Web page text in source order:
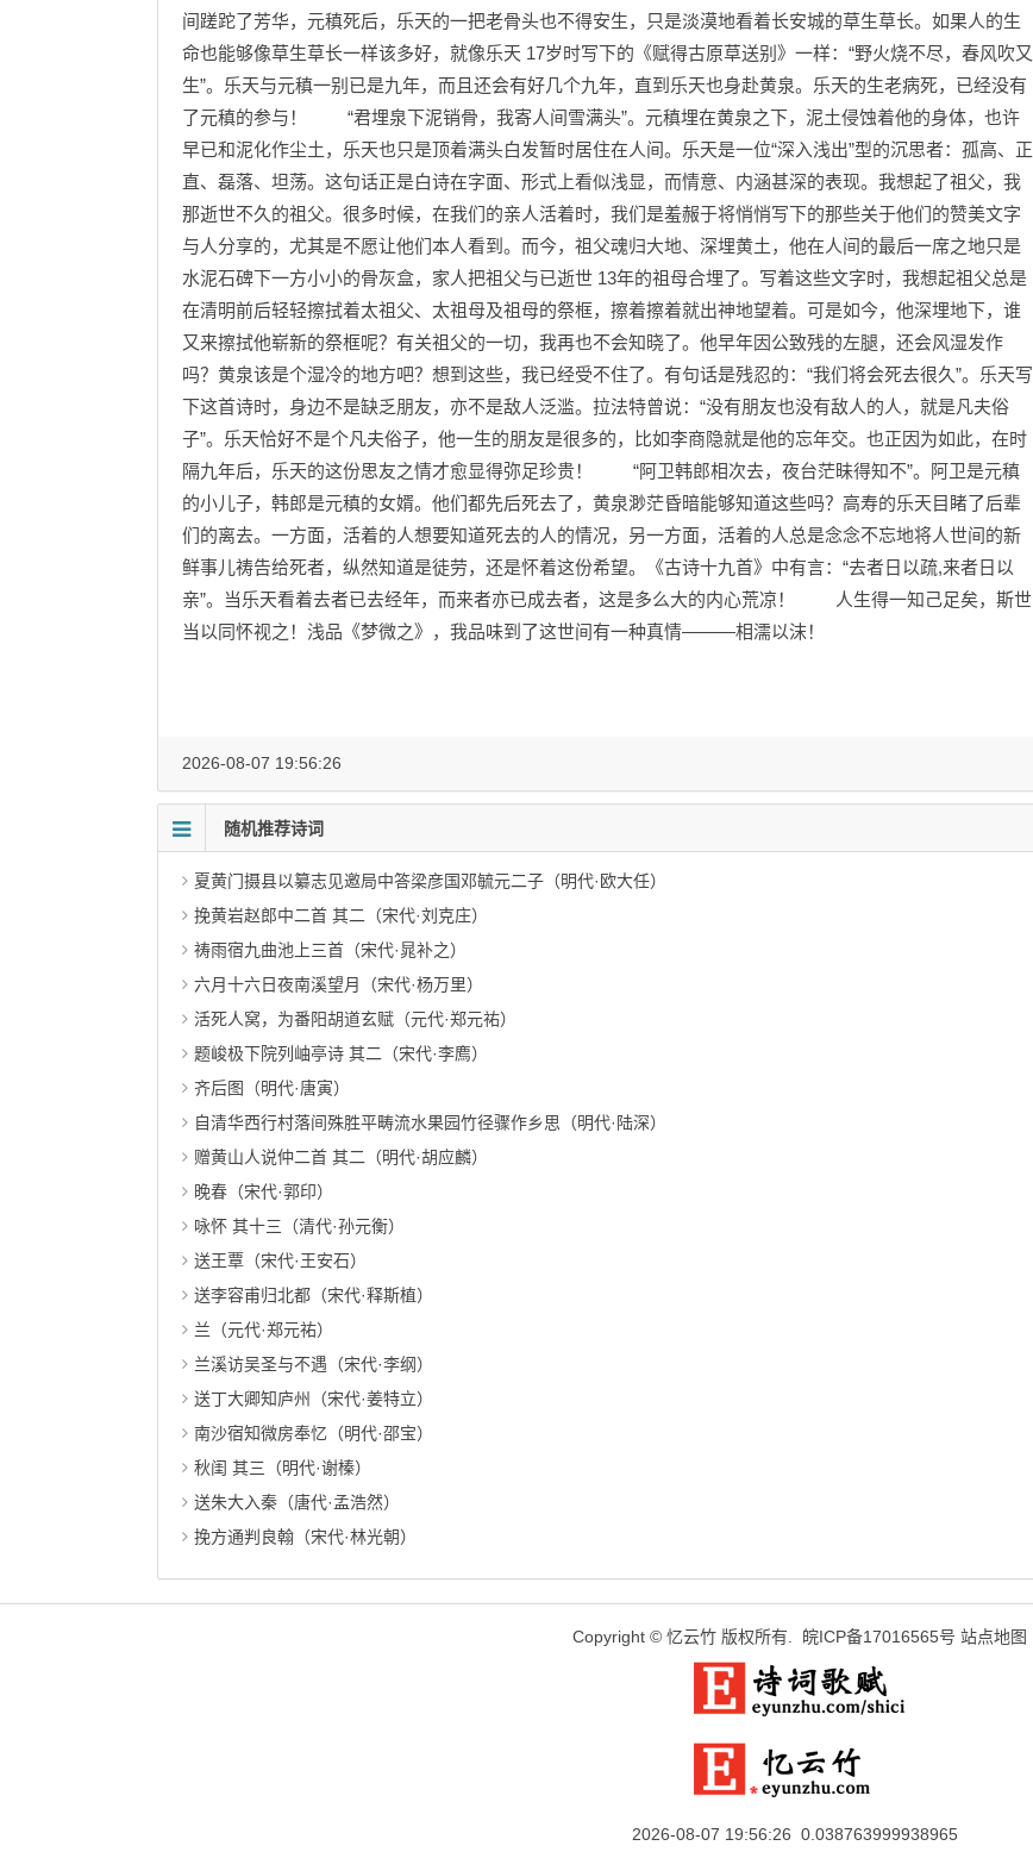
间蹉跎了芳华，元稹死后，乐天的一把老骨头也不得安生，只是淡漠地看着长安城的草生草长。如果人的生
命也能够像草生草长一样该多好，就像乐天 17岁时写下的《赋得古原草送别》一样：“野火烧不尽，春风吹又
生”。乐天与元稹一别已是九年，而且还会有好几个九年，直到乐天也身赴黄泉。乐天的生老病死，已经没有
了元稹的参与！ “君埋泉下泥销骨，我寄人间雪满头”。元稹埋在黄泉之下，泥土侵蚀着他的身体，也许
早已和泥化作尘土，乐天也只是顶着满头白发暂时居住在人间。乐天是一位“深入浅出”型的沉思者：孤高、正
直、磊落、坦荡。这句话正是白诗在字面、形式上看似浅显，而情意、内涵甚深的表现。我想起了祖父，我
那逝世不久的祖父。很多时候，在我们的亲人活着时，我们是羞赧于将悄悄写下的那些关于他们的赞美文字
与人分享的，尤其是不愿让他们本人看到。而今，祖父魂归大地、深埋黄土，他在人间的最后一席之地只是
水泥石碑下一方小小的骨灰盒，家人把祖父与已逝世 13年的祖母合埋了。写着这些文字时，我想起祖父总是
在清明前后轻轻擦拭着太祖父、太祖母及祖母的祭框，擦着擦着就出神地望着。可是如今，他深埋地下，谁
又来擦拭他崭新的祭框呢？有关祖父的一切，我再也不会知晓了。他早年因公致残的左腿，还会风湿发作
吗？黄泉该是个湿冷的地方吧？想到这些，我已经受不住了。有句话是残忍的：“我们将会死去很久”。乐天写
下这首诗时，身边不是缺乏朋友，亦不是敌人泛滥。拉法特曾说：“没有朋友也没有敌人的人，就是凡夫俗
子”。乐天恰好不是个凡夫俗子，他一生的朋友是很多的，比如李商隐就是他的忘年交。也正因为如此，在时
隔九年后，乐天的这份思友之情才愈显得弥足珍贵！ “阿卫韩郎相次去，夜台茫昧得知不”。阿卫是元稹
的小儿子，韩郎是元稹的女婿。他们都先后死去了，黄泉渺茫昏暗能够知道这些吗？高寿的乐天目睹了后辈
们的离去。一方面，活着的人想要知道死去的人的情况，另一方面，活着的人总是念念不忘地将人世间的新
鲜事儿祷告给死者，纵然知道是徒劳，还是怀着这份希望。《古诗十九首》中有言：“去者日以疏,来者日以
亲”。当乐天看着去者已去经年，而来者亦已成去者，这是多么大的内心荒凉！ 人生得一知己足矣，斯世
当以同怀视之！浅品《梦微之》，我品味到了这世间有一种真情———相濡以沫！
2026-08-07 19:56:26
随机推荐诗词
夏黄门摄县以纂志见邀局中答梁彦国邓毓元二子（明代·欧大任）
挽黄岩赵郎中二首 其二（宋代·刘克庄）
祷雨宿九曲池上三首（宋代·晁补之）
六月十六日夜南溪望月（宋代·杨万里）
活死人窝，为番阳胡道玄赋（元代·郑元祐）
题峻极下院列岫亭诗 其二（宋代·李廌）
齐后图（明代·唐寅）
自清华西行村落间殊胜平畴流水果园竹径骤作乡思（明代·陆深）
赠黄山人说仲二首 其二（明代·胡应麟）
晚春（宋代·郭印）
咏怀 其十三（清代·孙元衡）
送王覃（宋代·王安石）
送李容甫归北都（宋代·释斯植）
兰（元代·郑元祐）
兰溪访吴圣与不遇（宋代·李纲）
送丁大卿知庐州（宋代·姜特立）
南沙宿知微房奉忆（明代·邵宝）
秋闺 其三（明代·谢榛）
送朱大入秦（唐代·孟浩然）
挽方通判良翰（宋代·林光朝）
Copyright © 忆云竹 版权所有. 皖ICP备17016565号 站点地图
2026-08-07 19:56:26 0.038763999938965